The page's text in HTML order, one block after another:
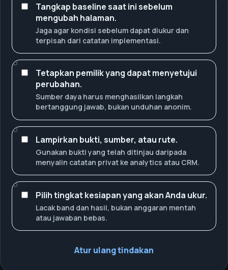
Tangkap baseline saat ini sebelum
mengubah halaman.
Jaga agar kondisi sebelum dapat diukur dan
terpisah dari catatan implementasi.
Tetapkan pemilik yang dapat menyetujui
perubahan.
Sumber daya harus menghasilkan langkah
bertanggung jawab, bukan unduhan anonim.
Lampirkan bukti, sumber, atau rute.
Gunakan bukti yang telah ditinjau daripada
menyalin catatan privat ke analytics atau CRM.
Pilih tingkat kesiapan yang akan Anda ukur.
Lacak band dan hasil, bukan anggaran mentah
atau jawaban bebas.
Atur ulang tindakan